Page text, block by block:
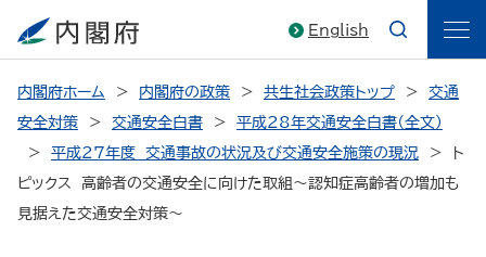
English
内閣府ホーム 内閣府の政策 共生社会政策トップ
交通
安全対策
交通安全白書
平成28年交通安全白書（全文）
平成27年度 交通事故の状況及び交通安全施策の現況
ト
ピックス 高齢者の交通安全に向けた取組～認知症高齢者の増加も
見据えた交通安全対策～